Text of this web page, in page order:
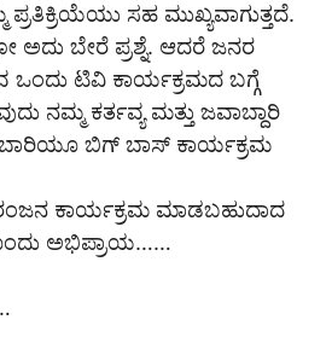
ಪ್ರತಿಕ್ರಿಯೆಯು ಸಹ ಮುಖ್ಯವಾಗುತ್ತದೆ.
ಅದು ಬೇರೆ ಪ್ರಶ್ನೆ. ಆದರೆ ಜನರ
ಒಂದು ಟಿವಿ ಕಾರ್ಯಕ್ರಮದ ಬಗ್ಗೆ
ನಮ್ಮ ಕರ್ತವ್ಯ ಮತ್ತು ಜವಾಬ್ದಾರಿ
ಬಾರಿಯೂ ಬಿಗ್ ಬಾಸ್ ಕಾರ್ಯಕ್ರಮ
ಕಾರ್ಯಕ್ರಮ ಮಾಡಬಹುದಾದ
ಅಭಿಪ್ರಾಯ……